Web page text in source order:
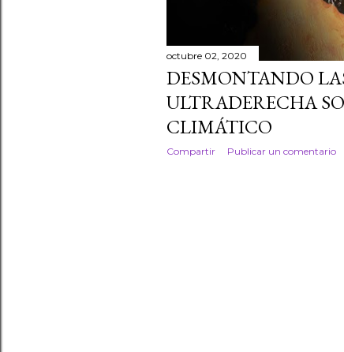
octubre 02, 2020
DESMONTANDO
ULTRADERECHA
CLIMÁTICO
Compartir Publicar un comentario